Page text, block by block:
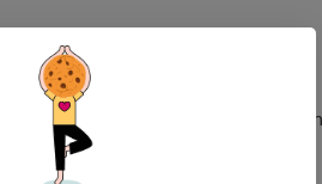
mich die Freiwillige